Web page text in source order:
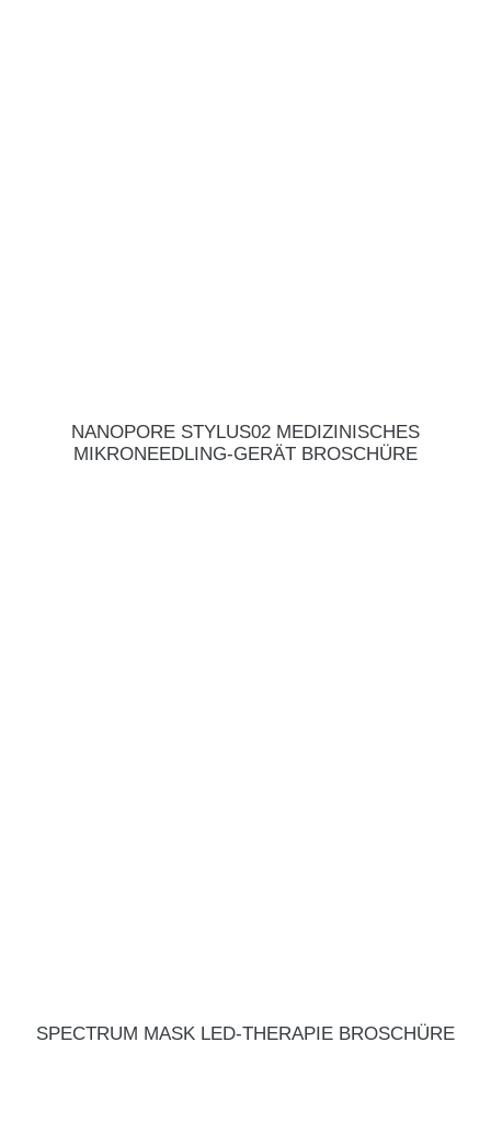
NANOPORE STYLUS02 MEDIZINISCHES
MIKRONEEDLING-GERÄT BROSCHÜRE
SPECTRUM MASK LED-THERAPIE BROSCHÜRE